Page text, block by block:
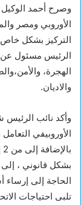
وصرح أحمد الوكيل
الأوروبي ومصر
التركيز بشكل خاص
الرئيس مسئول عن
الهجرة،
والاديان.
وأكد نائب الرئيس
بشكل قانوني ،
الحاجة إلى
تلبى احتياجات